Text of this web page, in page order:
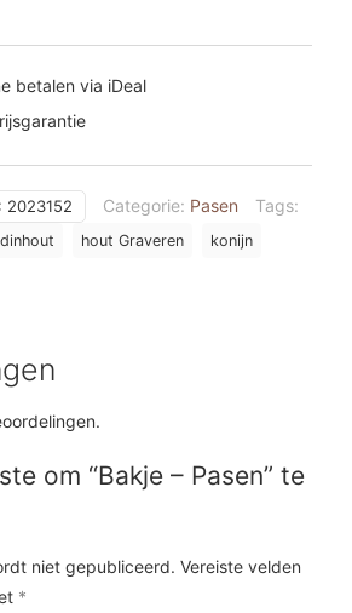
betalen via iDeal
2023152 Categorie: Pasen Tags:
hout Graveren konijn
om “Bakje – Pasen” te
niet gepubliceerd. Vereiste velden
*